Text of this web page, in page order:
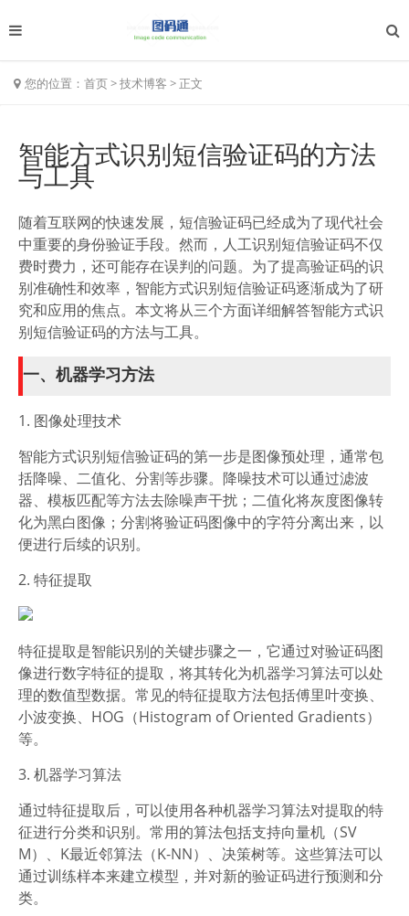
您的位置： 首页>技术博客 > 正文
智能方式识别短信验证码的方法
与工具
随着互联网的快速发展，短信验证码已经成为了现代社会
中重要的身份验证手段。然而，人工识别短信验证码不仅
费时费力，还可能存在误判的问题。为了提高验证码的识
别准确性和效率，智能方式识别短信验证码逐渐成为了研
究和应用的焦点。本文将从三个方面详细解答智能方式识
别短信验证码的方法与工具。
一、机器学习方法
1. 图像处理技术
智能方式识别短信验证码的第一步是图像预处理，通常包
括降噪、二值化、分割等步骤。降噪技术可以通过滤波
器、模板匹配等方法去除噪声干扰；二值化将灰度图像转
化为黑白图像；分割将验证码图像中的字符分离出来，以
便进行后续的识别。
2. 特征提取
特征提取是智能识别的关键步骤之一，它通过对验证码图
像进行数字特征的提取，将其转化为机器学习算法可以处
理的数值型数据。常见的特征提取方法包括傅里叶变换、
小波变换、HOG（Histogram of Oriented Gradients）
等。
3. 机器学习算法
通过特征提取后，可以使用各种机器学习算法对提取的特
征进行分类和识别。常用的算法包括支持向量机（SV
M）、K最近邻算法（K-NN）、决策树等。这些算法可以
通过训练样本来建立模型，并对新的验证码进行预测和分
类。